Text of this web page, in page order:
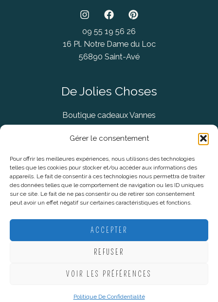
Gérer le consentement
Pour offrir les meilleures expériences, nous utilisons des technologies
telles que les cookies pour stocker et/ou accéder aux informations des
appareils. Le fait de consentir à ces technologies nous permettra de traiter
des données telles que le comportement de navigation ou les ID uniques
sur ce site. Le fait de ne pas consentir ou de retirer son consentement
peut avoir un effet négatif sur certaines caractéristiques et fonctions.
ACCEPTER
REFUSER
VOIR LES PRÉFÉRENCES
Politique De Confidentialité
09 55 19 56 26
16 Pl. Notre Dame du Loc
56890 Saint-Avé
De Jolies Choses
Boutique cadeaux Vannes
Concept Store Vannes
Informations légales
CGV
Politique De Confidentialité
Plan du site
Webmarketing